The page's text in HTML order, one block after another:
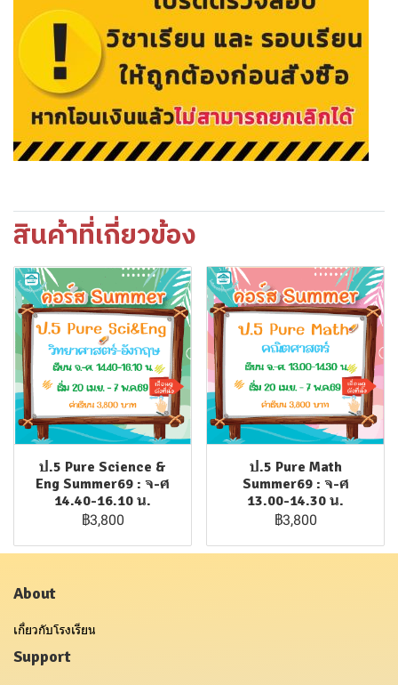
สินค้าที่เกี่ยวข้อง
ป.5 Pure Science &
Eng Summer69 : จ-ศ
14.40-16.10 น.
฿3,800
ป.5 Pure Math
Summer69 : จ-ศ
13.00-14.30 น.
฿3,800
About
เกี่ยวกับโรงเรียน
Support